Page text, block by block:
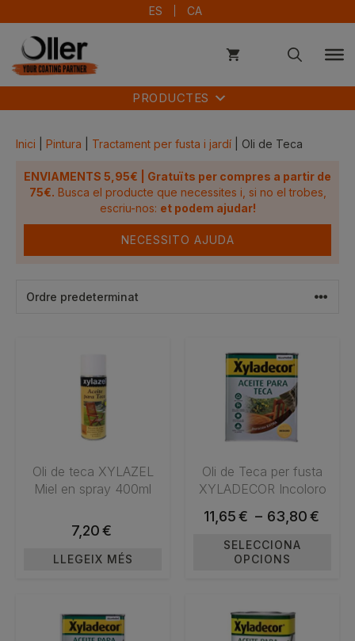
contingut
ES CA
PRODUCTES
Inici Pintura Tractament per fusta i jardí | Oli de Teca
ENVIAMENTS 5,95€ | Gratuïts per compres a partir de
75€. Busca el producte que necessites i, si no el trobes,
escriu-nos: et podem ajudar!
NECESSITO AJUDA
Oli de teca XYLAZEL
Miel en spray 400ml
7,20€
LLEGEIX MÉS
Oli de Teca per fusta
XYLADECOR Incoloro
11,65€ – 63,80€
Interval
de
preus:
63,80€
SELECCIONA
OPCIONS
Aquest
producte
diverses
variants.
opcions
es
poden
producte
Aquest
producte
Aquest
producte